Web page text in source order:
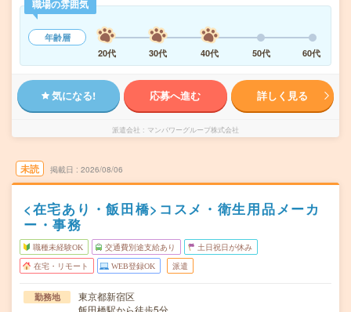
職場の雰囲気
年齢層
20代
30代 40代 50代 60代
気になる! 応募へ進む 詳しく見る
派遣会社 マンパワーグループ株式会社
未読 掲載日 2026/08/06
<在宅あり・飯田橋>コスメ・衛生用品メーカ
ー・事務
職種未経験OK 交通費別途支給あり 土日祝日が休み
在宅・リモート WEB登録OK 派遣
勤務地
東京都新宿区
飯田橋駅から徒歩5分